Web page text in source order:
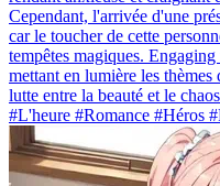
Cependant, l'arrivée d'une
car le toucher de cette
tempêtes magiques.
mettant en lumière les
lutte entre la beauté et le
#L'heure #Romance #Héros